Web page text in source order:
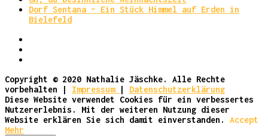
Dorf Sentana – Ein Stück Himmel auf Erden in
Bielefeld
Copyright © 2020 Nathalie Jäschke. Alle Rechte
vorbehalten | Impressum | Datenschutzerklärung
Diese Website verwendet Cookies für ein verbessertes
Nutzererlebnis. Mit der weiteren Nutzung dieser
Website erklären Sie sich damit einverstanden. Accept
Mehr